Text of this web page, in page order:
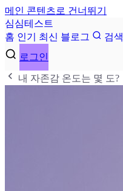
메인 콘텐츠로 건너뛰기
심심테 스 트
홈 인기 최신 블로그
검색
로그인
내 자존감 온도는 몇 도?